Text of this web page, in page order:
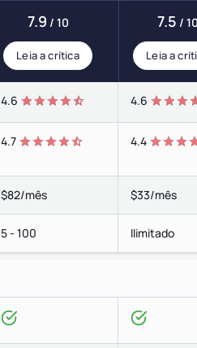
7.9 / 10
Leia a crítica
7.5 / 10
Leia a
4.6 4.6
4.7 4.4
$82/mês $33/mês
5 - 100 Ilimitado